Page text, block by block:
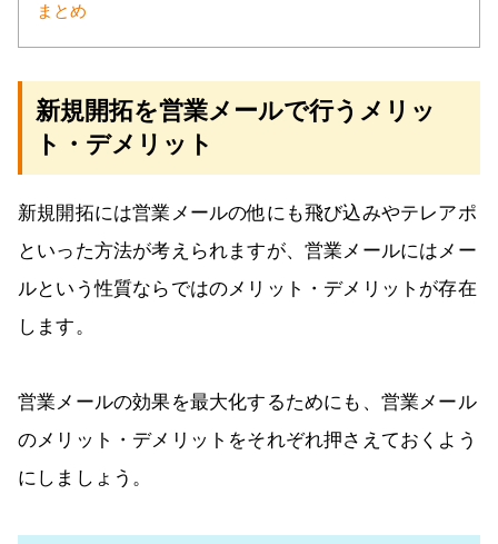
まとめ
新規開拓を営業メールで行うメリッ
ト・デメリット
新規開拓には営業メールの他にも飛び込みやテレアポ
といった方法が考えられますが、営業メールにはメー
ルという性質ならではのメリット・デメリットが存在
します。
営業メールの効果を最大化するためにも、営業メール
のメリット・デメリットをそれぞれ押さえておくよう
にしましょう。